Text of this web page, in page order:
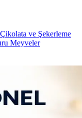
Çikolata ve Şekerleme
Meyveler